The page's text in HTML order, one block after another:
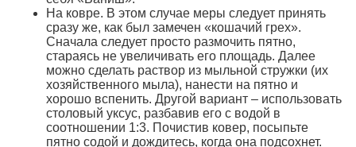
На ковре. В этом случае меры следует принять
сразу же, как был замечен «кошачий грех».
Сначала следует просто размочить пятно,
стараясь не увеличивать его площадь. Далее
можно сделать раствор из мыльной стружки (их
хозяйственного мыла), нанести на пятно и
хорошо вспенить. Другой вариант – использовать
столовый уксус, разбавив его с водой в
соотношении 1:3. Почистив ковер, посыпьте
пятно содой и дождитесь, когда она подсохнет.